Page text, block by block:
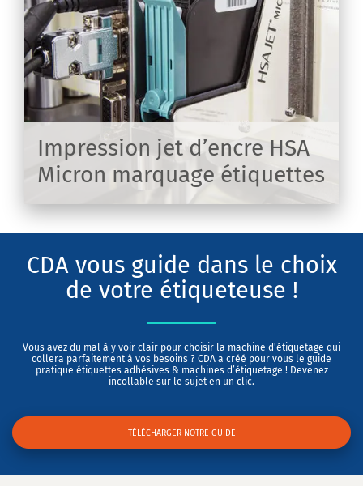
Impression jet d’encre HSA
Micron marquage étiquettes
CDA vous guide dans le choix
de votre étiqueteuse !
Vous avez du mal à y voir clair pour choisir la machine d'étiquetage qui
collera parfaitement à vos besoins ? CDA a créé pour vous le guide
pratique étiquettes adhésives & machines d’étiquetage ! Devenez
incollable sur le sujet en un clic.
TÉLÉCHARGER NOTRE GUIDE